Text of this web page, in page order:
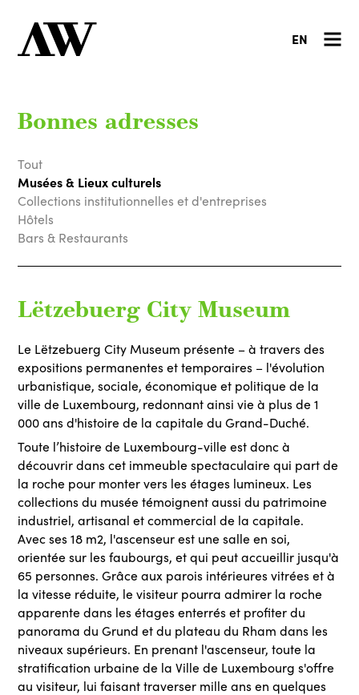
EN
Bonnes adresses
Tout
Musées & Lieux culturels
Collections institutionnelles et d'entreprises
Hôtels
Bars & Restaurants
Lëtzebuerg City Museum
Le Lëtzebuerg City Museum présente – à travers des
expositions permanentes et temporaires – l'évolution
urbanistique, sociale, économique et politique de la
ville de Luxembourg, redonnant ainsi vie à plus de 1
000 ans d'histoire de la capitale du Grand-Duché.
Toute l’histoire de Luxembourg-ville est donc à
découvrir dans cet immeuble spectaculaire qui part de
la roche pour monter vers les étages lumineux. Les
collections du musée témoignent aussi du patrimoine
industriel, artisanal et commercial de la capitale.
Avec ses 18 m2, l'ascenseur est une salle en soi,
orientée sur les faubourgs, et qui peut accueillir jusqu'à
65 personnes. Grâce aux parois intérieures vitrées et à
la vitesse réduite, le visiteur pourra admirer la roche
apparente dans les étages enterrés et profiter du
panorama du Grund et du plateau du Rham dans les
niveaux supérieurs. En prenant l'ascenseur, toute la
stratification urbaine de la Ville de Luxembourg s'offre
au visiteur, lui faisant traverser mille ans en quelques